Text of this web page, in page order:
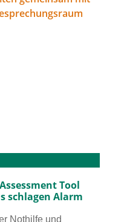
Tool
schlagen Alarm
Nothilfe und